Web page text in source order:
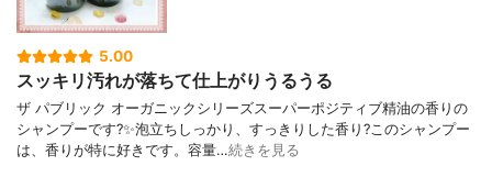
5.00
スッキリ汚れが落ちて仕上がりうるうる
ザ パブリック オーガニックシリーズスーパーポジティブ精油の香りの
シャンプーです?✨泡立ちしっかり、すっきりした香り?このシャンプー
は、香りが特に好きです。容量…続きを見る